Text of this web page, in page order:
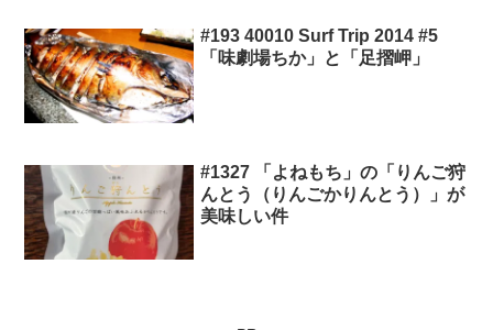
#193 40010 Surf Trip 2014 #5
「味劇場ちか」と「足摺岬」
#1327 「よねもち」の「りんご狩
んとう（りんごかりんとう）」が
美味しい件